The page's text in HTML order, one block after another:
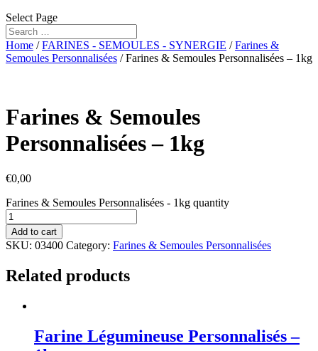
Select Page
Home /FARINES - SEMOULES - SYNERGIE /Farines &
Semoules Personnalisées / Farines & Semoules Personnalisées – 1kg
Farines & Semoules
Personnalisées – 1kg
€0,00
Farines & Semoules Personnalisées - 1kg quantity
Add to cart
SKU: 03400 Category: Farines & Semoules Personnalisées
Related products
Farine Légumineuse Personnalisés –